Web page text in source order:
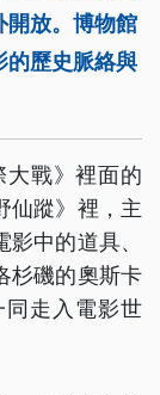
放。博物館
的歷史脈絡與
大戰》裡面的
仙蹤》裡，主
中的道具、
杉磯的奧斯卡
走入電影世